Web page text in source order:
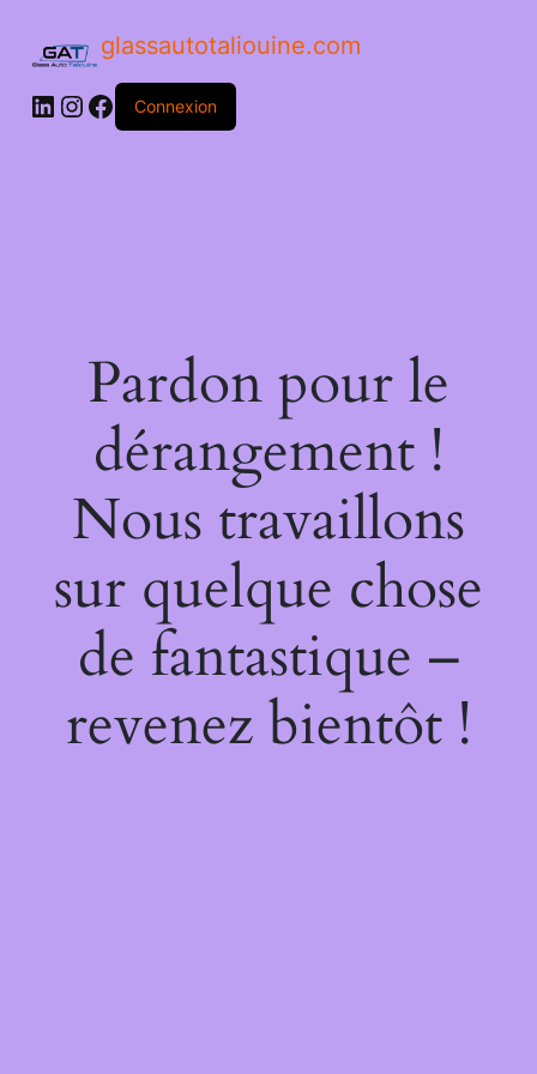
glassautotaliouine.com
Connexion
Pardon pour le
dérangement !
Nous travaillons
sur quelque chose
de fantastique –
revenez bientôt !